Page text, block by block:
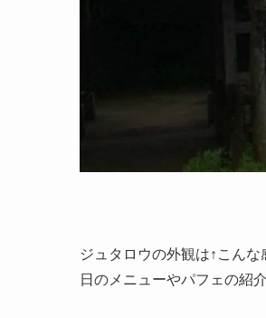
ジュタロウの外観は↑こん
日のメニューやパフェの紹